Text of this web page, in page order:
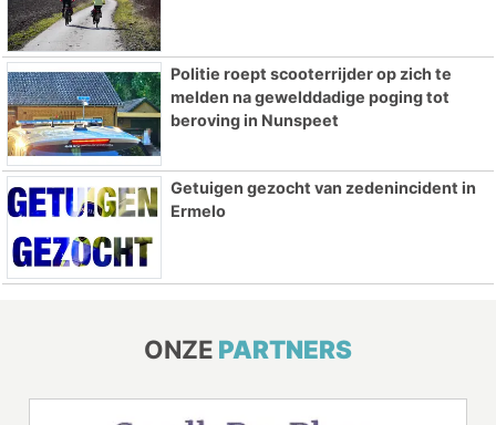
Politie roept scooterrijder op zich te
melden na gewelddadige poging tot
beroving in Nunspeet
Getuigen gezocht van zedenincident in
Ermelo
ONZE PARTNERS